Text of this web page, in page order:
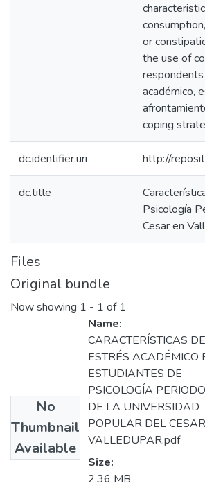
or
the use of
académico,
coping
dc.identifier.uri http://
dc.title
Psicología
Cesar en
Files
Original bundle
Now showing 1 - 1 of 1
No
Thumbnail
Available
Name:
CARACTERÍSTICAS
ESTRÉS ACADÉMICO
ESTUDIANTES DE
PSICOLOGÍA
DE LA UNIVERSIDAD
POPULAR DEL
VALLEDUPAR.pdf
Size:
2.36 MB